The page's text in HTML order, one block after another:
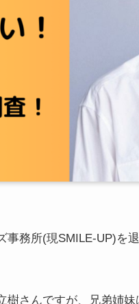
務所(現SMILE-UP)を
さんですが、兄弟姉